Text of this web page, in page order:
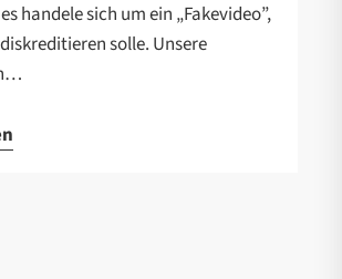
handele sich um ein „Fakevideo”,
solle. Unsere